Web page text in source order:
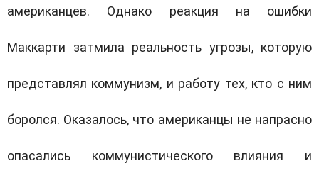
американцев. Однако реакция на ошибки
Маккарти затмила реальность угрозы, которую
представлял коммунизм, и работу тех, кто с ним
боролся. Оказалось, что американцы не напрасно
опасались коммунистического влияния и